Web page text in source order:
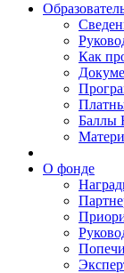
Как
О фонде